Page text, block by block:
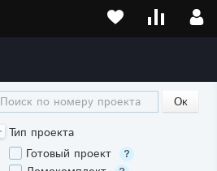
Поиск по номеру проекта
Тип проекта
Готовый проект